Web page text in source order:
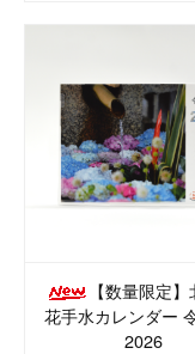
【数量限定
花手水カレンダー
2026